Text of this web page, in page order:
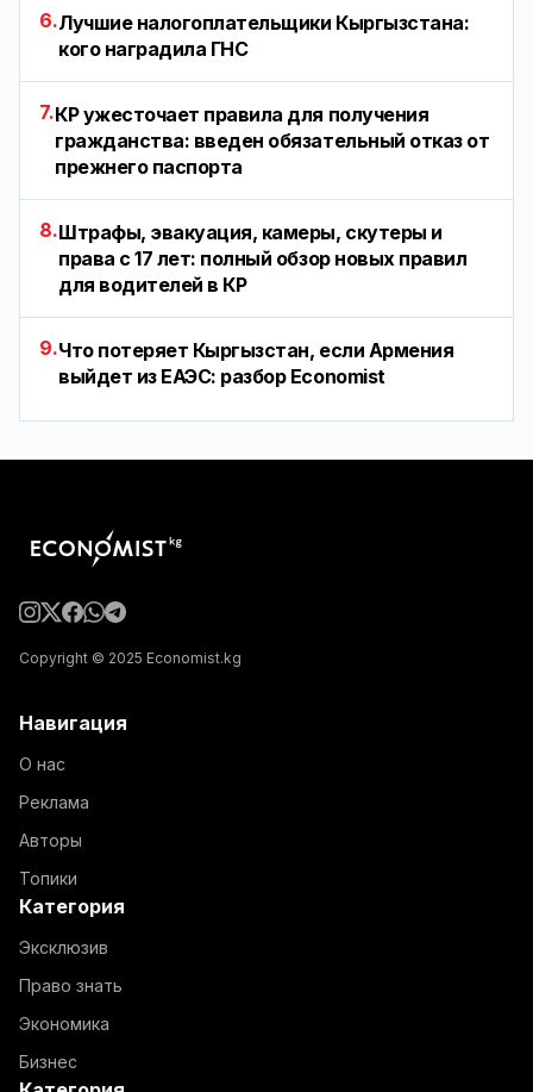
6.Лучшие налогоплательщики Кыргызстана:
кого наградила ГНС
7.КР ужесточает правила для получения
гражданства: введен обязательный отказ от
прежнего паспорта
8.Штрафы, эвакуация, камеры, скутеры и
права с 17 лет: полный обзор новых правил
для водителей в КР
9.Что потеряет Кыргызстан, если Армения
выйдет из ЕАЭС: разбор Economist
Copyright © 2025 Economist.kg
Навигация
О нас
Реклама
Авторы
Топики
Категория
Эксклюзив
Право знать
Экономика
Бизнес